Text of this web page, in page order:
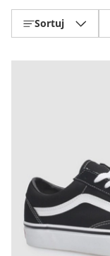
Sortuj